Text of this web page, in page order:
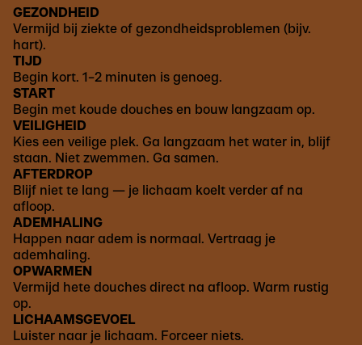
GEZONDHEID
Vermijd bij ziekte of gezondheidsproblemen (bijv.
hart).
TIJD
Begin kort. 1–2 minuten is genoeg.
START
Begin met koude douches en bouw langzaam op.
VEILIGHEID
Kies een veilige plek. Ga langzaam het water in, blijf
staan. Niet zwemmen. Ga samen.
AFTERDROP
Blijf niet te lang — je lichaam koelt verder af na
afloop.
ADEMHALING
Happen naar adem is normaal. Vertraag je
ademhaling.
OPWARMEN
Vermijd hete douches direct na afloop. Warm rustig
op.
LICHAAMSGEVOEL
Luister naar je lichaam. Forceer niets.